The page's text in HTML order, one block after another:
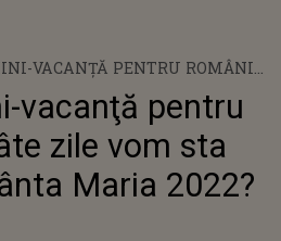
VACANŢĂ PENTRU ROMÂNI!
STA ACASĂ DE SFÂNTA
vacanţă pentru
zile vom sta
Maria 2022?